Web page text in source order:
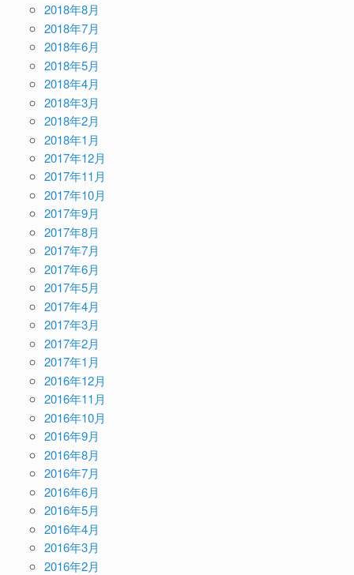
2018年8月
2018年7月
2018年6月
2018年5月
2018年4月
2018年3月
2018年2月
2018年1月
2017年12月
2017年11月
2017年10月
2017年9月
2017年8月
2017年7月
2017年6月
2017年5月
2017年4月
2017年3月
2017年2月
2017年1月
2016年12月
2016年11月
2016年10月
2016年9月
2016年8月
2016年7月
2016年6月
2016年5月
2016年4月
2016年3月
2016年2月